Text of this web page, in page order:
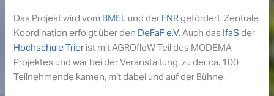
Das Projekt wird vom BMEL und der FNRgefördert. Zentrale
Koordination erfolgt über den DeFaF e.V.Auch das IfaSder
Hochschule Trier ist mit AGROfloW Teil des MODEMA
Projektes und war bei der Veranstaltung, zu der ca. 100
Teilnehmende kamen, mit dabei und auf der Bühne.